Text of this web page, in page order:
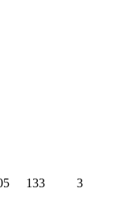
133 3